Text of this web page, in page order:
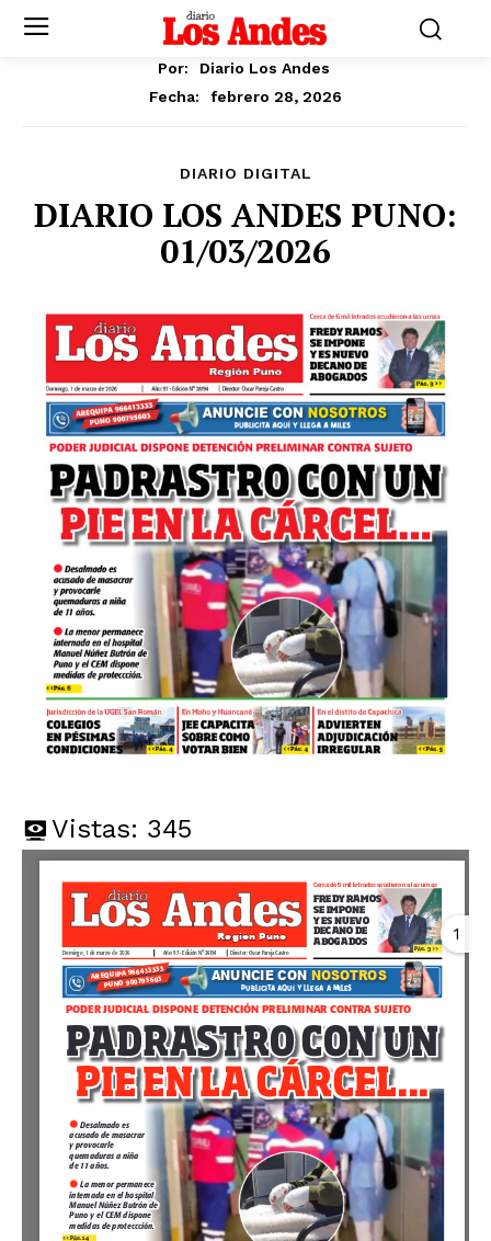
Por:
Diario Los Andes
Fecha:
febrero 28, 2026
DIARIO DIGITAL
DIARIO LOS ANDES PUNO:
01/03/2026
Vistas: 345
1